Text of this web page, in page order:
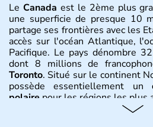
Le Canada est le 2ème plus
une superficie de presque 10
partage ses frontières avec les
accès sur l'océan Atlantique,
Pacifique. Le pays dénombre
dont 8 millions de
Toronto. Situé sur le continent
possède essentiellement un
polaire pour les régions les plus